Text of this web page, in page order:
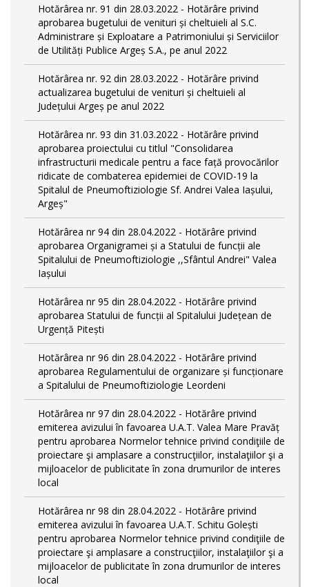
Hotărârea nr. 91 din 28.03.2022 - Hotărâre privind
aprobarea bugetului de venituri și cheltuieli al S.C.
Administrare și Exploatare a Patrimoniului și Serviciilor
de Utilități Publice Argeș S.A., pe anul 2022
Hotărârea nr. 92 din 28.03.2022 - Hotărâre privind
actualizarea bugetului de venituri și cheltuieli al
Județului Argeș pe anul 2022
Hotărârea nr. 93 din 31.03.2022 - Hotărâre privind
aprobarea proiectului cu titlul "Consolidarea
infrastructurii medicale pentru a face față provocărilor
ridicate de combaterea epidemiei de COVID-19 la
Spitalul de Pneumoftiziologie Sf. Andrei Valea Iașului,
Argeș"
Hotărârea nr 94 din 28.04.2022 - Hotărâre privind
aprobarea Organigramei și a Statului de funcții ale
Spitalului de Pneumoftiziologie ,,Sfântul Andrei" Valea
Iașului
Hotărârea nr 95 din 28.04.2022 - Hotărâre privind
aprobarea Statului de funcții al Spitalului Județean de
Urgență Pitești
Hotărârea nr 96 din 28.04.2022 - Hotărâre privind
aprobarea Regulamentului de organizare și funcționare
a Spitalului de Pneumoftiziologie Leordeni
Hotărârea nr 97 din 28.04.2022 - Hotărâre privind
emiterea avizului în favoarea U.A.T. Valea Mare Pravăț
pentru aprobarea Normelor tehnice privind condiţiile de
proiectare şi amplasare a construcţiilor, instalaţiilor şi a
mijloacelor de publicitate în zona drumurilor de interes
local
Hotărârea nr 98 din 28.04.2022 - Hotărâre privind
emiterea avizului în favoarea U.A.T. Schitu Golești
pentru aprobarea Normelor tehnice privind condiţiile de
proiectare şi amplasare a construcţiilor, instalaţiilor şi a
mijloacelor de publicitate în zona drumurilor de interes
local